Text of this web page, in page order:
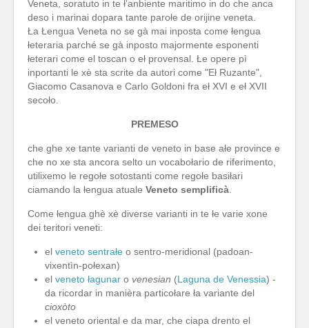
Veneta, soratuto in te ł'anbiente maritimo in do che anca
deso i marinai dopara tante parołe de orijine veneta.
Ła Łengua Veneta no se gà mai inposta come łengua
łeteraria parché se gà inposto majormente esponenti
łeterari come el toscan o eł provensal. Łe opere pì
inportanti le xè sta scrite da autori come "Eł Ruzante",
Giacomo Casanova e Carlo Goldoni fra eł XVI e eł XVII
secoło.
PREMESO
che ghe xe tante varianti de veneto in base ałe province e
che no xe sta ancora selto un vocabołario de riferimento,
utilixemo le regołe sotostanti come regołe basiłari
ciamando la łengua atuale Veneto semplificà.
Come łengua ghè xè diverse varianti in te łe varie xone
dei teritori veneti:
el veneto sentrałe o sentro-meridional (padoan-
vixentìn-połexan)
el veneto łagunar o venesian (Laguna de Venessia) -
da ricordar in manièra particołare ła variante del
cioxòto
el veneto oriental e da mar, che ciapa drento el